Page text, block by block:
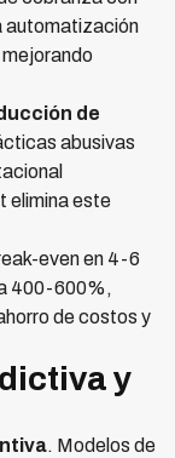
automatización
de
abusivas
elimina este
even en 4-6
400-600%,
de costos y
y
. Modelos de